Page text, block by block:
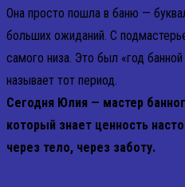
Она просто пошла в баню —
больших ожиданий. С
самого низа. Это был «год
называет тот период.
Сегодня Юлия — мастер
который знает ценность
через тело, через заботу.